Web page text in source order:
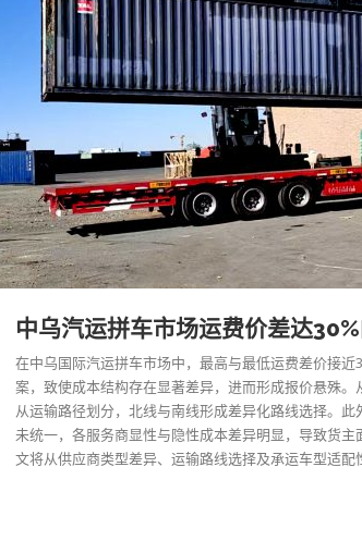
中乌汽运拼车市场运费价差达
在中乌国际汽运拼车市场中，最高与最低运费差价接
案，致使成本结构存在显著差异，进而形成报价悬殊
从运输路径划分，北线与南线形成差异化路线选择。
未统一，各服务商显性与隐性成本差异明显，导致货
文将从供应商类型差异、运输路线选择及承运车型适配